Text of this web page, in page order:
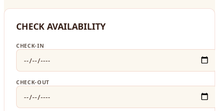
CHECK AVAILABILITY
CHECK-IN
CHECK-OUT